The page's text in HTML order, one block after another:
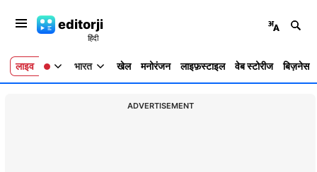
editorji
लाइव भारत खेल मनोरंजन लाइफ़स्टाइल वेब स्टोरीज बिज़नेस
ADVERTISEMENT